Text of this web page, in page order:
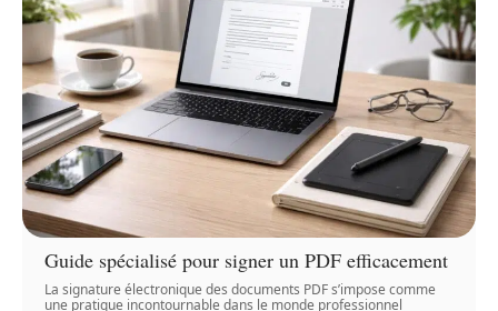
Guide spécialisé pour signer un PDF efficacement
La signature électronique des documents PDF s’impose comme
une pratique incontournable dans le monde professionnel